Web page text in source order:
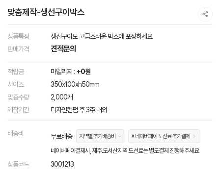
맞춤제작-생선구이박스
상품특징
생선구이도 고급스러운 박스에 포장하세요
판매가격
견적문의
적립금 마일리지 : +0원
사이즈
350x100xh50mm
맞춤수량
2,000개
제작기간
디자인컨펌 후 3주 내외
배송비 무료배송 지역별 추가배송비 ※ 네이버페이 도선료 추가결제
네이버페이결제시, 제주.도서산지역 도선료는 별도결제 진행해주세요
상품코드 3001213